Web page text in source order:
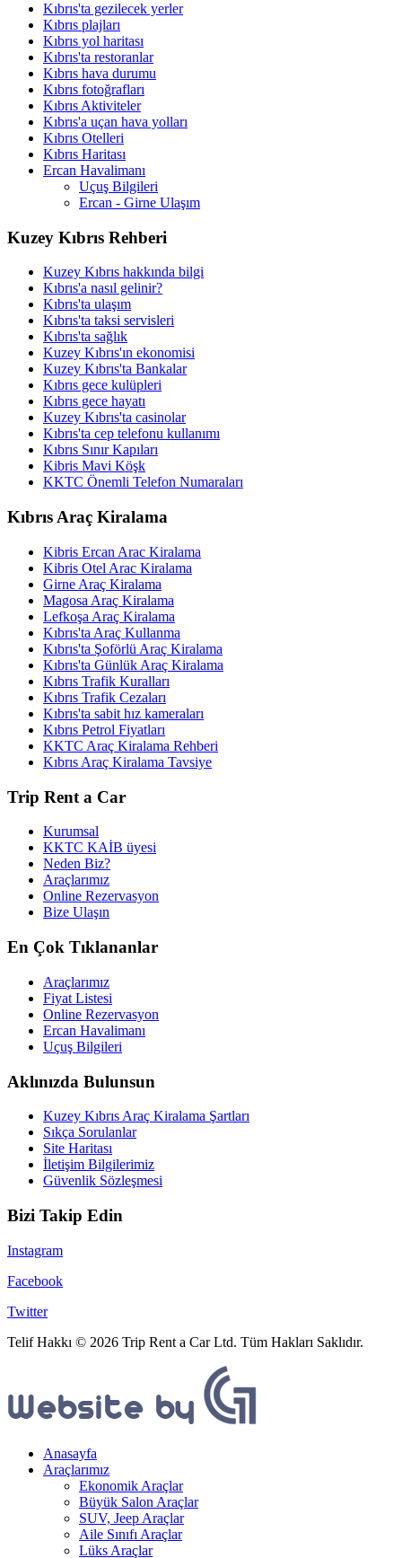
Kıbrıs'ta gezilecek yerler
Kıbrıs plajları
Kıbrıs yol haritası
Kıbrıs'ta restoranlar
Kıbrıs hava durumu
Kıbrıs fotoğrafları
Kıbrıs Aktiviteler
Kıbrıs'a uçan hava yolları
Kıbrıs Otelleri
Kıbrıs Haritası
Ercan Havalimanı
Uçuş Bilgileri
Ercan - Girne Ulaşım
Kuzey Kıbrıs Rehberi
Kuzey Kıbrıs hakkında bilgi
Kıbrıs'a nasıl gelinir?
Kıbrıs'ta ulaşım
Kıbrıs'ta taksi servisleri
Kıbrıs'ta sağlık
Kuzey Kıbrıs'ın ekonomisi
Kuzey Kıbrıs'ta Bankalar
Kıbrıs gece kulüpleri
Kıbrıs gece hayatı
Kuzey Kıbrıs'ta casinolar
Kıbrıs'ta cep telefonu kullanımı
Kıbrıs Sınır Kapıları
Kibris Mavi Köşk
KKTC Önemli Telefon Numaraları
Kıbrıs Araç Kiralama
Kibris Ercan Arac Kiralama
Kibris Otel Arac Kiralama
Girne Araç Kiralama
Magosa Araç Kiralama
Lefkoşa Araç Kiralama
Kıbrıs'ta Araç Kullanma
Kıbrıs'ta Şoförlü Araç Kiralama
Kıbrıs'ta Günlük Araç Kiralama
Kıbrıs Trafik Kuralları
Kıbrıs Trafik Cezaları
Kıbrıs'ta sabit hız kameraları
Kıbrıs Petrol Fiyatları
KKTC Araç Kiralama Rehberi
Kıbrıs Araç Kiralama Tavsiye
Trip Rent a Car
Kurumsal
KKTC KAİB üyesi
Neden Biz?
Araçlarımız
Online Rezervasyon
Bize Ulaşın
En Çok Tıklananlar
Araçlarımız
Fiyat Listesi
Online Rezervasyon
Ercan Havalimanı
Uçuş Bilgileri
Aklınızda Bulunsun
Kuzey Kıbrıs Araç Kiralama Şartları
Sıkça Sorulanlar
Site Haritası
İletişim Bilgilerimiz
Güvenlik Sözleşmesi
Bizi Takip Edin
Instagram
Facebook
Twitter
Telif Hakkı © 2026 Trip Rent a Car Ltd. Tüm Hakları Saklıdır.
Anasayfa
Araçlarımız
Ekonomik Araçlar
Büyük Salon Araçlar
SUV, Jeep Araçlar
Aile Sınıfı Araçlar
Lüks Araçlar